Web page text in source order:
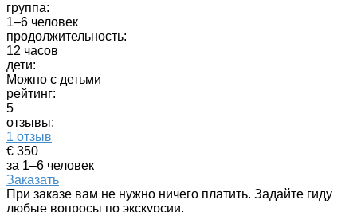
группа:
1–6 человек
продолжительность:
12 часов
дети:
Можно с детьми
рейтинг:
5
отзывы:
1 отзыв
€ 350
за 1–6 человек
Заказать
При заказе вам не нужно ничего платить. Задайте гиду
любые вопросы по экскурсии.